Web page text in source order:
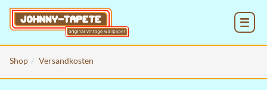
Shop Versandkosten